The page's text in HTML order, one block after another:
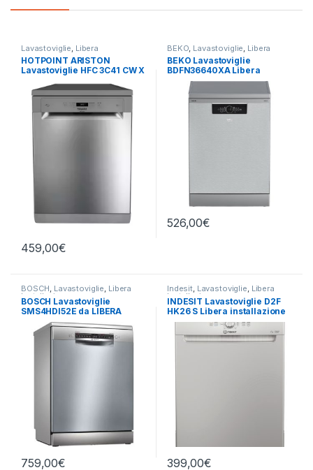
Lavastoviglie Libera
Installazione
HOTPOINT ARISTON
Lavastoviglie HFC 3C41 CW X
459,00€
BEKO Lavastoviglie Libera
Installazione
BEKO Lavastoviglie
BDFN36640XA Libera
Installazione 16 Coperti
526,00€
BOSCH, Lavastoviglie, Libera
Installazione
BOSCH Lavastoviglie
SMS4HDI52E da LIBERA
INSTALLAZIONE 13 CP
759,00€
Indesit, Lavastoviglie, Libera
Installazione
INDESIT Lavastoviglie D2F
HK26 S Libera installazione
14 coperti
399,00€